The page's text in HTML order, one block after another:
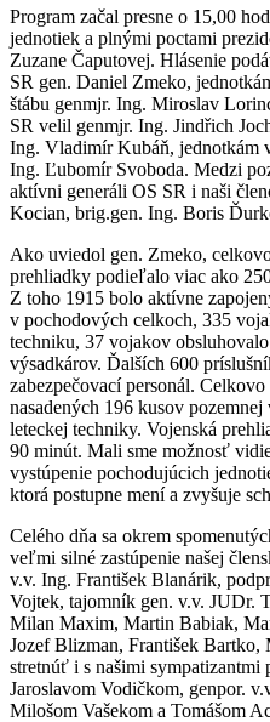
Program začal presne o 15,00
jednotiek a plnými poctami
Zuzane Čaputovej. Hlásenie
SR gen. Daniel Zmeko,
štábu genmjr. Ing. Miroslav
SR velil genmjr. Ing. Jindřich
Ing. Vladimír Kubáň, jednotkám
Ing. Ľubomír Svoboda. Medzi
aktívni generáli OS SR i naši
Kocian, brig.gen. Ing. Boris
Ako uviedol gen. Zmeko,
prehliadky podieľalo viac ako
Z toho 1915 bolo aktívne
v pochodových celkoch, 335
techniku, 37 vojakov
výsadkárov. Ďalších 600
zabezpečovací personál.
nasadených 196 kusov
leteckej techniky. Vojenská
90 minút. Mali sme možnosť
vystúpenie pochodujúcich
ktorá postupne mení a zvyšuje
Celého dňa sa okrem
veľmi silné zastúpenie našej
v.v. Ing. František Blanárik,
Vojtek, tajomník gen. v.v. JUDr.
Milan Maxim, Martin Babiak,
Jozef Blizman, František
stretnúť i s našimi sympatizantmi
Jaroslavom Vodičkom, genpor.
Milošom Vašekom a Tomášom